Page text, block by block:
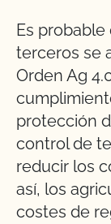
Es
terceros se
Orden Ag
protección
control de
reducir los
así, los
costes de